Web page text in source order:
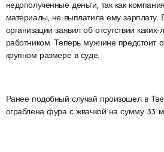
недополученные деньги, так как
материалы, не выплатила ему зарплату.
организации заявил об отсутствии
работником. Теперь мужчине предстоит
крупном размере в суде.
Ранее подобный случай произошел в
ограблена фура с жвачкой на сумму 33